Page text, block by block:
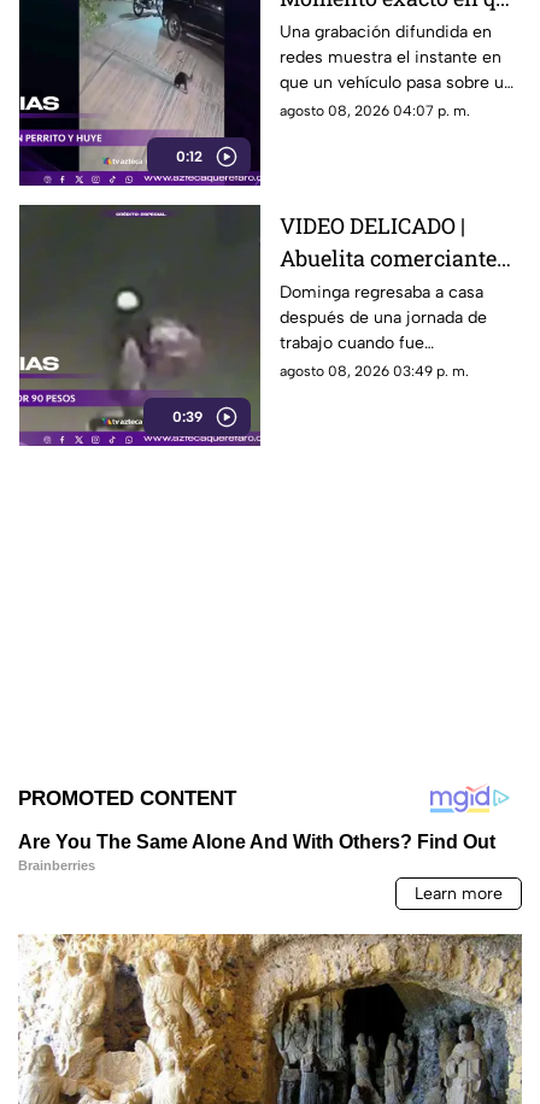
0:12
camioneta atropella a
un perro y conductor
escapa
Una grabación difundida en
redes muestra el instante en
que un vehículo pasa sobre un
perro y continúa su camino sin
agosto 08, 2026 04:07 p. m.
0:39
VIDEO DELICADO |
Abuelita comerciante
es as3sin4da en Puebla
por 90 pesos
Dominga regresaba a casa
después de una jornada de
trabajo cuando fue
interceptada por un hombre
agosto 08, 2026 03:49 p. m.